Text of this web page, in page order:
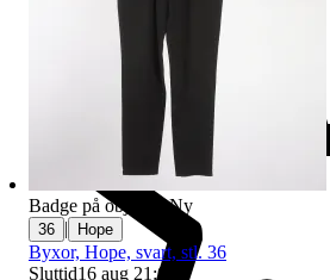
Badge på objektet:Ny
36 | Hope
Byxor, Hope, svart, stl. 36
Sluttid16 aug 21:02